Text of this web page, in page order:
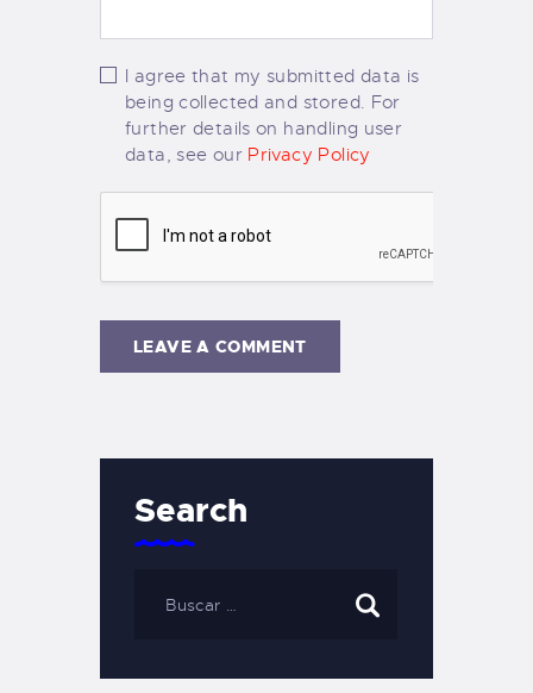
I agree that my submitted data is
being collected and stored. For
further details on handling user
data, see our Privacy Policy
Search